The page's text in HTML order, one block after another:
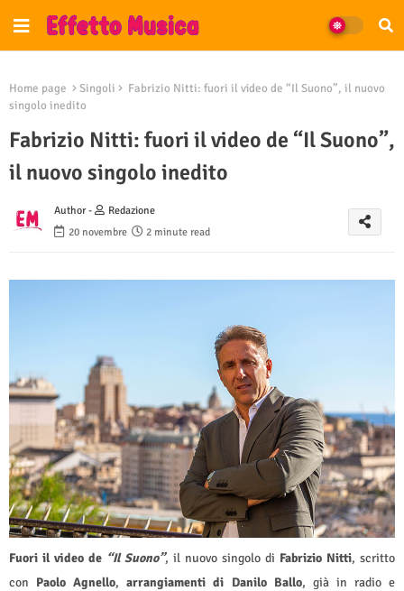
Home page Singoli
Fabrizio Nitti: fuori il video de “Il Suono”, il nuovo
singolo inedito
Fabrizio Nitti: fuori il video de “Il Suono”,
il nuovo singolo inedito
Author -
Redazione
20 novembre
2 minute read
Fuori il video de “Il Suono”, il nuovo singolo di Fabrizio Nitti, scritto
con Paolo Agnello,arrangiamenti di Danilo Ballo, già in radio e